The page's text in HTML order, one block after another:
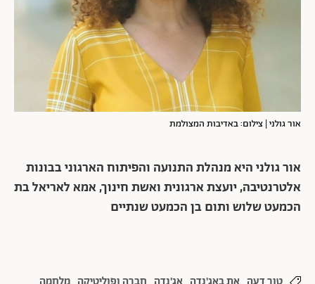
אור גולני | צילום: באדיבות המצולמת
אור גולני היא מנהלת התנועה והפיתוח הארגוני בבונות
אלטרנטיבה, יועצת ארגונית ואשת חינוך, אמא לאריאל בת
הכמעט שלוש ותום בן הכמעט שנתיים